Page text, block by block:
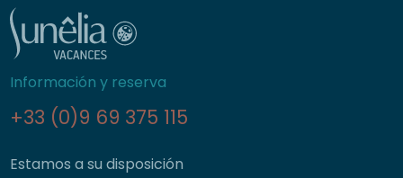
Información y reserva
+33 (0)9 69 375 115
Estamos a su disposición